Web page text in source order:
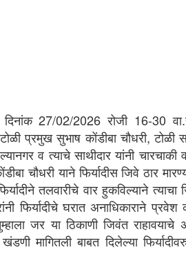
27/02/2026 रोजी 16-30
टोळी प्रमुख सुभाष कोंडीबा चौधरी,
व त्याचे साथीदार यांनी
चौधरी याने फिर्यादीस जिवे ठार
तलवारीचे वार हुकविल्याने
फिर्यादीचे घरात अनाधिकाराने
जर या ठिकाणी जिवंत
मागितली बाबत दिलेल्या